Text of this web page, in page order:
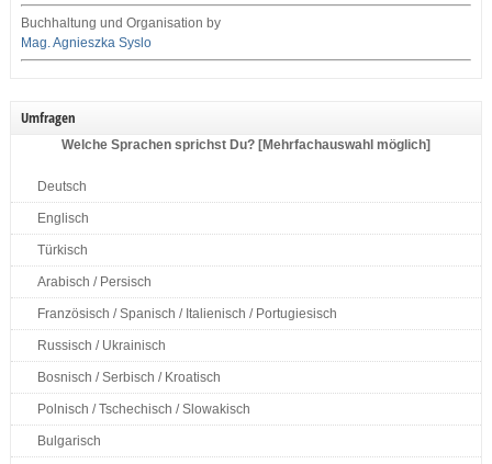
Buchhaltung und Organisation by
Mag. Agnieszka Syslo
Umfragen
Welche Sprachen sprichst Du? [Mehrfachauswahl möglich]
Deutsch
Englisch
Türkisch
Arabisch / Persisch
Französisch / Spanisch / Italienisch / Portugiesisch
Russisch / Ukrainisch
Bosnisch / Serbisch / Kroatisch
Polnisch / Tschechisch / Slowakisch
Bulgarisch